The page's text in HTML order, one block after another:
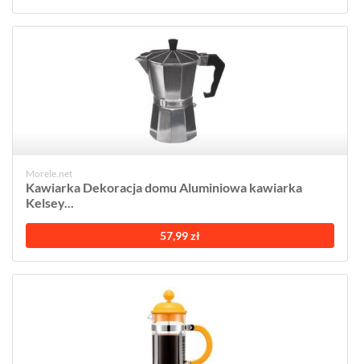
Morele.net
Kawiarka Dekoracja domu Aluminiowa kawiarka
Kelsey...
57,99 zł